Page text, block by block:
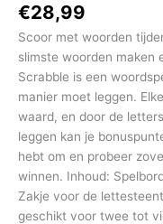
€28,99
Scoor met woorden
slimste woorden maken
Scrabble is een
manier moet leggen.
waard, en door de
leggen kan je
hebt om en probeer
winnen. Inhoud:
Zakje voor de
geschikt voor twee tot